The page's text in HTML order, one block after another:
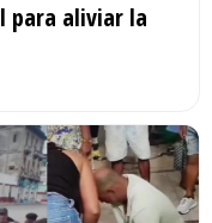
para aliviar la